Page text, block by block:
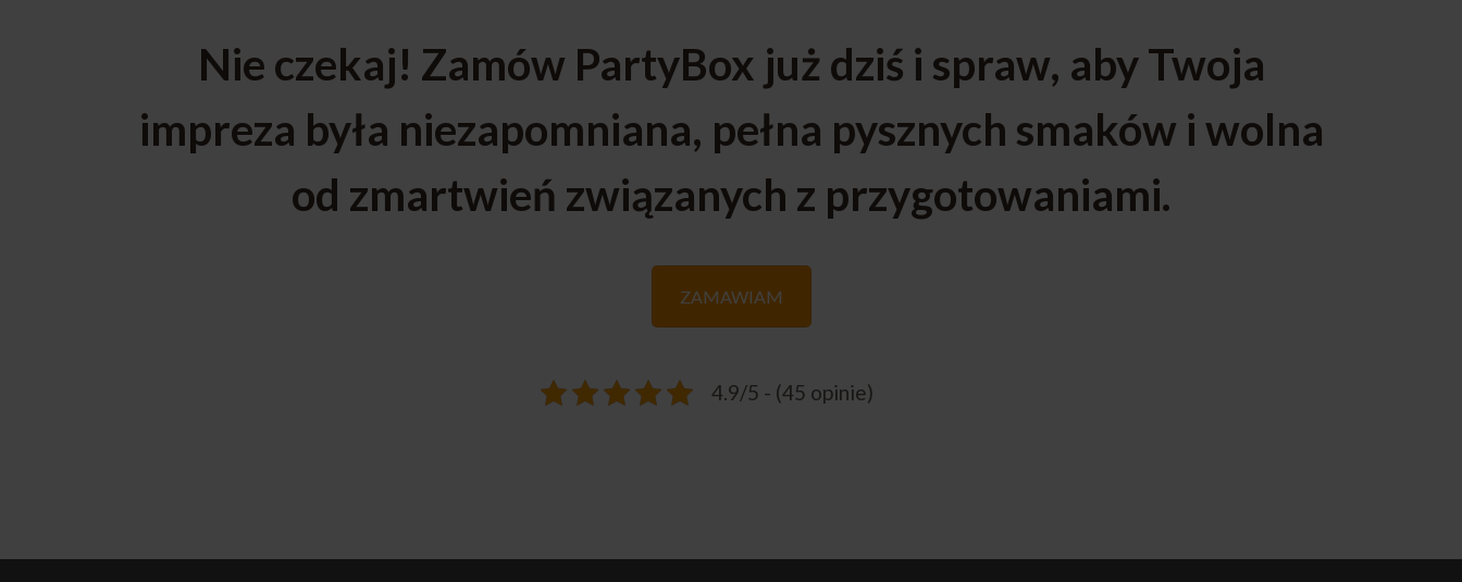
Nie czekaj! Zamów PartyBox już dziś i spraw, aby Twoja
impreza była niezapomniana, pełna pysznych smaków i wolna
od zmartwień związanych z przygotowaniami.
ZAMAWIAM
4.9/5 - (45 opinie)